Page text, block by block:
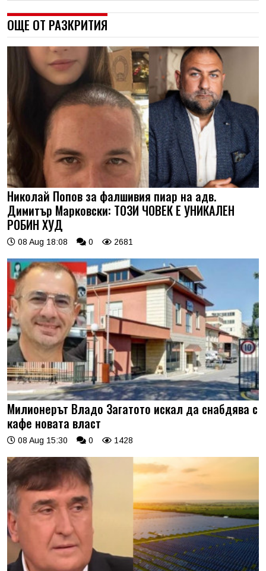
ОЩЕ ОТ РАЗКРИТИЯ
Николай Попов за фалшивия пиар на адв.
Димитър Марковски: ТОЗИ ЧОВЕК Е УНИКАЛЕН
РОБИН ХУД
08 Aug 18:08 0 2681
Милионерът Владо Загатото искал да снабдява с
кафе новата власт
08 Aug 15:30 0 1428